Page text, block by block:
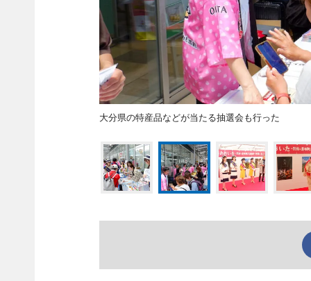
大分県の特産品などが当たる抽選会も行った